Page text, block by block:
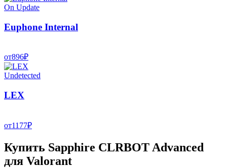
On Update
Euphone Internal
от896₽
Undetected
LEX
от1177₽
Купить Sapphire CLRBOT Advanced
для Valorant